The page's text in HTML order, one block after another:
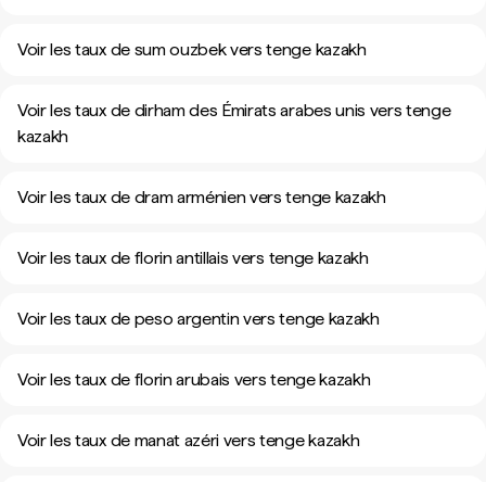
Voir les taux de sum ouzbek vers tenge kazakh
Voir les taux de dirham des Émirats arabes unis vers tenge
kazakh
Voir les taux de dram arménien vers tenge kazakh
Voir les taux de florin antillais vers tenge kazakh
Voir les taux de peso argentin vers tenge kazakh
Voir les taux de florin arubais vers tenge kazakh
Voir les taux de manat azéri vers tenge kazakh